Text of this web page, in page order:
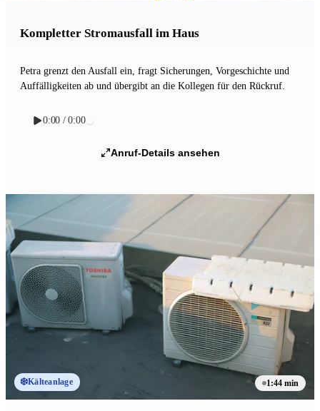
Kompletter Stromausfall im Haus
Petra grenzt den Ausfall ein, fragt Sicherungen, Vorgeschichte und
Auffälligkeiten ab und übergibt an die Kollegen für den Rückruf.
0:00 / 0:00
Anruf-Details ansehen
❄️Kälteanlage 1:44 min